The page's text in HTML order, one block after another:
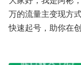
万的流量主变现方
快速起号，助你在